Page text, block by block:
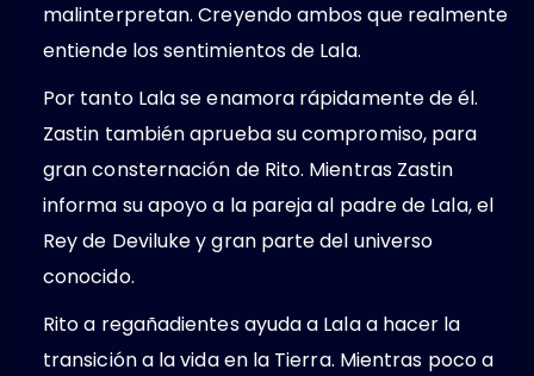
malinterpretan. Creyendo ambos que realmente
entiende los sentimientos de Lala.
Por tanto Lala se enamora rápidamente de él.
Zastin también aprueba su compromiso, para
gran consternación de Rito. Mientras Zastin
informa su apoyo a la pareja al padre de Lala, el
Rey de Deviluke y gran parte del universo
conocido.
Rito a regañadientes ayuda a Lala a hacer la
transición a la vida en la Tierra. Mientras poco a